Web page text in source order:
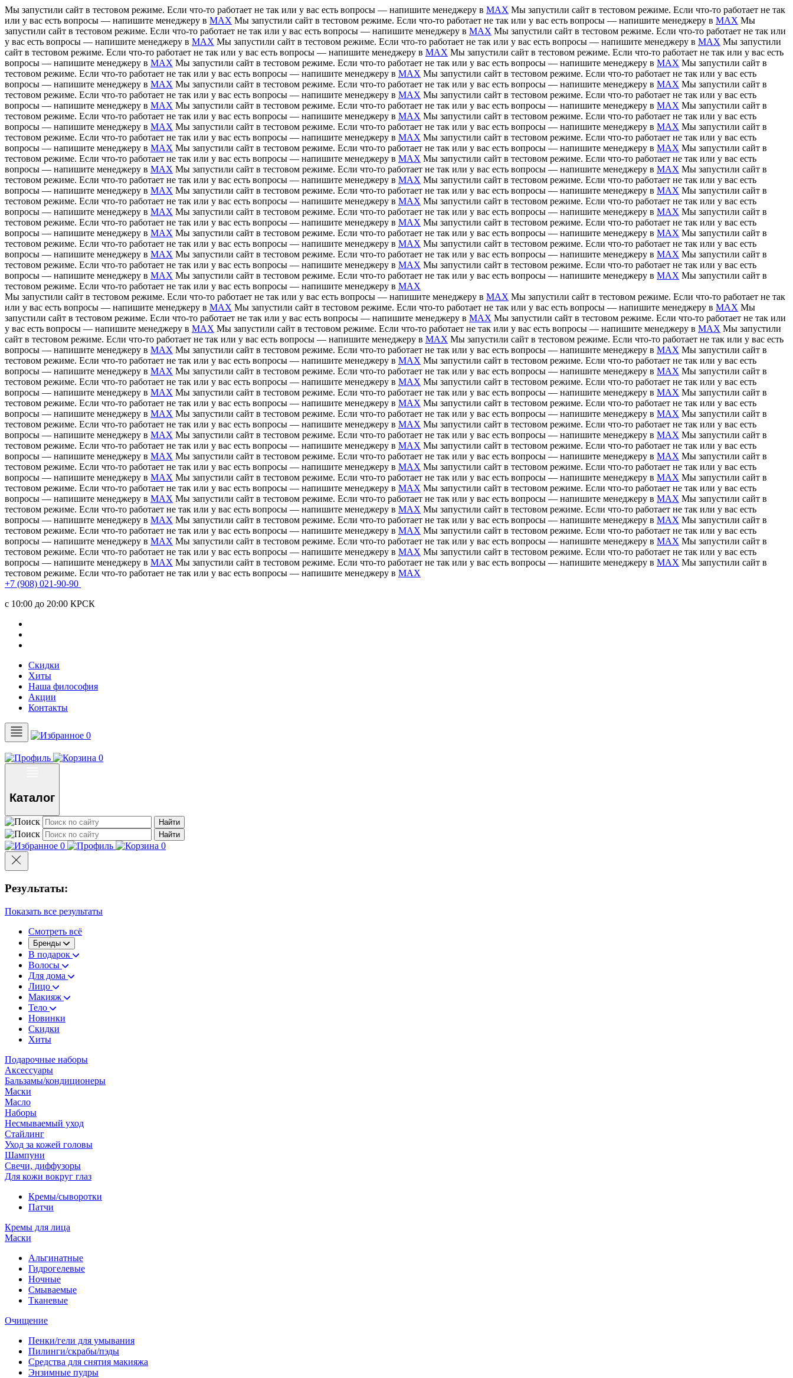
Мы запустили сайт в тестовом режиме. Если что-то работает не так или у вас есть вопросы — напишите менеджеру в MAX Мы запустили сайт в тестовом режиме. Если что-то работает не так
или у вас есть вопросы — напишите менеджеру в MAX Мы запустили сайт в тестовом режиме. Если что-то работает не так или у вас есть вопросы — напишите менеджеру в MAX Мы
запустили сайт в тестовом режиме. Если что-то работает не так или у вас есть вопросы — напишите менеджеру в MAX Мы запустили сайт в тестовом режиме. Если что-то работает не так или
у вас есть вопросы — напишите менеджеру в MAX Мы запустили сайт в тестовом режиме. Если что-то работает не так или у вас есть вопросы — напишите менеджеру в MAX Мы запустили
сайт в тестовом режиме. Если что-то работает не так или у вас есть вопросы — напишите менеджеру в MAX Мы запустили сайт в тестовом режиме. Если что-то работает не так или у вас есть
вопросы — напишите менеджеру в MAX Мы запустили сайт в тестовом режиме. Если что-то работает не так или у вас есть вопросы — напишите менеджеру в MAX Мы запустили сайт в
тестовом режиме. Если что-то работает не так или у вас есть вопросы — напишите менеджеру в MAX Мы запустили сайт в тестовом режиме. Если что-то работает не так или у вас есть
вопросы — напишите менеджеру в MAX Мы запустили сайт в тестовом режиме. Если что-то работает не так или у вас есть вопросы — напишите менеджеру в MAX Мы запустили сайт в
тестовом режиме. Если что-то работает не так или у вас есть вопросы — напишите менеджеру в MAX Мы запустили сайт в тестовом режиме. Если что-то работает не так или у вас есть
вопросы — напишите менеджеру в MAX Мы запустили сайт в тестовом режиме. Если что-то работает не так или у вас есть вопросы — напишите менеджеру в MAX Мы запустили сайт в
тестовом режиме. Если что-то работает не так или у вас есть вопросы — напишите менеджеру в MAX Мы запустили сайт в тестовом режиме. Если что-то работает не так или у вас есть
вопросы — напишите менеджеру в MAX Мы запустили сайт в тестовом режиме. Если что-то работает не так или у вас есть вопросы — напишите менеджеру в MAX Мы запустили сайт в
тестовом режиме. Если что-то работает не так или у вас есть вопросы — напишите менеджеру в MAX Мы запустили сайт в тестовом режиме. Если что-то работает не так или у вас есть
вопросы — напишите менеджеру в MAX Мы запустили сайт в тестовом режиме. Если что-то работает не так или у вас есть вопросы — напишите менеджеру в MAX Мы запустили сайт в
тестовом режиме. Если что-то работает не так или у вас есть вопросы — напишите менеджеру в MAX Мы запустили сайт в тестовом режиме. Если что-то работает не так или у вас есть
вопросы — напишите менеджеру в MAX Мы запустили сайт в тестовом режиме. Если что-то работает не так или у вас есть вопросы — напишите менеджеру в MAX Мы запустили сайт в
тестовом режиме. Если что-то работает не так или у вас есть вопросы — напишите менеджеру в MAX Мы запустили сайт в тестовом режиме. Если что-то работает не так или у вас есть
вопросы — напишите менеджеру в MAX Мы запустили сайт в тестовом режиме. Если что-то работает не так или у вас есть вопросы — напишите менеджеру в MAX Мы запустили сайт в
тестовом режиме. Если что-то работает не так или у вас есть вопросы — напишите менеджеру в MAX Мы запустили сайт в тестовом режиме. Если что-то работает не так или у вас есть
вопросы — напишите менеджеру в MAX Мы запустили сайт в тестовом режиме. Если что-то работает не так или у вас есть вопросы — напишите менеджеру в MAX Мы запустили сайт в
тестовом режиме. Если что-то работает не так или у вас есть вопросы — напишите менеджеру в MAX Мы запустили сайт в тестовом режиме. Если что-то работает не так или у вас есть
вопросы — напишите менеджеру в MAX Мы запустили сайт в тестовом режиме. Если что-то работает не так или у вас есть вопросы — напишите менеджеру в MAX Мы запустили сайт в
тестовом режиме. Если что-то работает не так или у вас есть вопросы — напишите менеджеру в MAX Мы запустили сайт в тестовом режиме. Если что-то работает не так или у вас есть
вопросы — напишите менеджеру в MAX Мы запустили сайт в тестовом режиме. Если что-то работает не так или у вас есть вопросы — напишите менеджеру в MAX Мы запустили сайт в
тестовом режиме. Если что-то работает не так или у вас есть вопросы — напишите менеджеру в MAX Мы запустили сайт в тестовом режиме. Если что-то работает не так или у вас есть
вопросы — напишите менеджеру в MAX Мы запустили сайт в тестовом режиме. Если что-то работает не так или у вас есть вопросы — напишите менеджеру в MAX Мы запустили сайт в
тестовом режиме. Если что-то работает не так или у вас есть вопросы — напишите менеджеру в MAX
Мы запустили сайт в тестовом режиме. Если что-то работает не так или у вас есть вопросы — напишите менеджеру в MAX Мы запустили сайт в тестовом режиме. Если что-то работает не так
или у вас есть вопросы — напишите менеджеру в MAX Мы запустили сайт в тестовом режиме. Если что-то работает не так или у вас есть вопросы — напишите менеджеру в MAX Мы
запустили сайт в тестовом режиме. Если что-то работает не так или у вас есть вопросы — напишите менеджеру в MAX Мы запустили сайт в тестовом режиме. Если что-то работает не так или
у вас есть вопросы — напишите менеджеру в MAX Мы запустили сайт в тестовом режиме. Если что-то работает не так или у вас есть вопросы — напишите менеджеру в MAX Мы запустили
сайт в тестовом режиме. Если что-то работает не так или у вас есть вопросы — напишите менеджеру в MAX Мы запустили сайт в тестовом режиме. Если что-то работает не так или у вас есть
вопросы — напишите менеджеру в MAX Мы запустили сайт в тестовом режиме. Если что-то работает не так или у вас есть вопросы — напишите менеджеру в MAX Мы запустили сайт в
тестовом режиме. Если что-то работает не так или у вас есть вопросы — напишите менеджеру в MAX Мы запустили сайт в тестовом режиме. Если что-то работает не так или у вас есть
вопросы — напишите менеджеру в MAX Мы запустили сайт в тестовом режиме. Если что-то работает не так или у вас есть вопросы — напишите менеджеру в MAX Мы запустили сайт в
тестовом режиме. Если что-то работает не так или у вас есть вопросы — напишите менеджеру в MAX Мы запустили сайт в тестовом режиме. Если что-то работает не так или у вас есть
вопросы — напишите менеджеру в MAX Мы запустили сайт в тестовом режиме. Если что-то работает не так или у вас есть вопросы — напишите менеджеру в MAX Мы запустили сайт в
тестовом режиме. Если что-то работает не так или у вас есть вопросы — напишите менеджеру в MAX Мы запустили сайт в тестовом режиме. Если что-то работает не так или у вас есть
вопросы — напишите менеджеру в MAX Мы запустили сайт в тестовом режиме. Если что-то работает не так или у вас есть вопросы — напишите менеджеру в MAX Мы запустили сайт в
тестовом режиме. Если что-то работает не так или у вас есть вопросы — напишите менеджеру в MAX Мы запустили сайт в тестовом режиме. Если что-то работает не так или у вас есть
вопросы — напишите менеджеру в MAX Мы запустили сайт в тестовом режиме. Если что-то работает не так или у вас есть вопросы — напишите менеджеру в MAX Мы запустили сайт в
тестовом режиме. Если что-то работает не так или у вас есть вопросы — напишите менеджеру в MAX Мы запустили сайт в тестовом режиме. Если что-то работает не так или у вас есть
вопросы — напишите менеджеру в MAX Мы запустили сайт в тестовом режиме. Если что-то работает не так или у вас есть вопросы — напишите менеджеру в MAX Мы запустили сайт в
тестовом режиме. Если что-то работает не так или у вас есть вопросы — напишите менеджеру в MAX Мы запустили сайт в тестовом режиме. Если что-то работает не так или у вас есть
вопросы — напишите менеджеру в MAX Мы запустили сайт в тестовом режиме. Если что-то работает не так или у вас есть вопросы — напишите менеджеру в MAX Мы запустили сайт в
тестовом режиме. Если что-то работает не так или у вас есть вопросы — напишите менеджеру в MAX Мы запустили сайт в тестовом режиме. Если что-то работает не так или у вас есть
вопросы — напишите менеджеру в MAX Мы запустили сайт в тестовом режиме. Если что-то работает не так или у вас есть вопросы — напишите менеджеру в MAX Мы запустили сайт в
тестовом режиме. Если что-то работает не так или у вас есть вопросы — напишите менеджеру в MAX Мы запустили сайт в тестовом режиме. Если что-то работает не так или у вас есть
вопросы — напишите менеджеру в MAX Мы запустили сайт в тестовом режиме. Если что-то работает не так или у вас есть вопросы — напишите менеджеру в MAX Мы запустили сайт в
тестовом режиме. Если что-то работает не так или у вас есть вопросы — напишите менеджеру в MAX Мы запустили сайт в тестовом режиме. Если что-то работает не так или у вас есть
вопросы — напишите менеджеру в MAX Мы запустили сайт в тестовом режиме. Если что-то работает не так или у вас есть вопросы — напишите менеджеру в MAX Мы запустили сайт в
тестовом режиме. Если что-то работает не так или у вас есть вопросы — напишите менеджеру в MAX Мы запустили сайт в тестовом режиме. Если что-то работает не так или у вас есть
вопросы — напишите менеджеру в MAX Мы запустили сайт в тестовом режиме. Если что-то работает не так или у вас есть вопросы — напишите менеджеру в MAX Мы запустили сайт в
тестовом режиме. Если что-то работает не так или у вас есть вопросы — напишите менеджеру в MAX
+7 (908) 021-90-90
c 10:00 до 20:00 КРСК
Скидки
Хиты
Наша философия
Акции
Контакты
0
0
Каталог
Найти
Найти
0 0
Результаты:
Показать все результаты
Смотреть всё
Бренды
В подарок
Волосы
Для дома
Лицо
Макияж
Тело
Новинки
Скидки
Хиты
Подарочные наборы
Аксессуары
Бальзамы/кондиционеры
Маски
Масло
Наборы
Несмываемый уход
Стайлинг
Уход за кожей головы
Шампуни
Свечи, диффузоры
Для кожи вокруг глаз
Кремы/сыворотки
Патчи
Кремы для лица
Маски
Альгинатные
Гидрогелевые
Ночные
Смываемые
Тканевые
Очищение
Пенки/гели для умывания
Пилинги/скрабы/пэды
Средства для снятия макияжа
Энзимные пудры